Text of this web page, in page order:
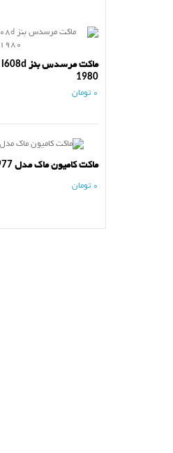
1980
0 تومان
ماکت کامیون ماک مدل 1977 مقیاس 43
0 تومان